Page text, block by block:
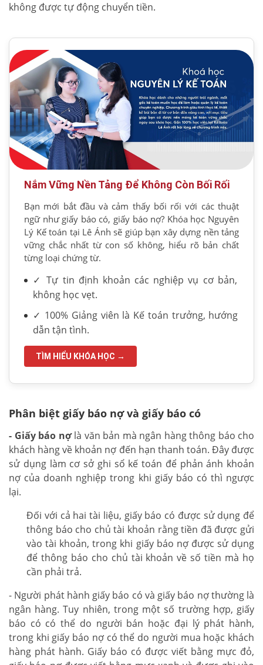
không được tự động chuyển tiền.
Nắm Vững Nền Tảng Để Không Còn Bối Rối
Bạn mới bắt đầu và cảm thấy bối rối với các thuật
ngữ như giấy báo có, giấy báo nợ? Khóa học Nguyên
Lý Kế toán tại Lê Ánh sẽ giúp bạn xây dựng nền tảng
vững chắc nhất từ con số không, hiểu rõ bản chất
từng loại chứng từ.
✓ Tự tin định khoản các nghiệp vụ cơ bản,
không học vẹt.
✓ 100% Giảng viên là Kế toán trưởng, hướng
dẫn tận tình.
TÌM HIỂU KHÓA HỌC →
Phân biệt giấy báo nợ và giấy báo có
- Giấy báo nợlà văn bản mà ngân hàng thông báo cho
khách hàng về khoản nợ đến hạn thanh toán. Đây được
sử dụng làm cơ sở ghi sổ kế toán để phản ánh khoản
nợ của doanh nghiệp trong khi giấy báo có thì ngược
lại.
Đối với cả hai tài liệu, giấy báo có được sử dụng để
thông báo cho chủ tài khoản rằng tiền đã được gửi
vào tài khoản, trong khi giấy báo nợ được sử dụng
để thông báo cho chủ tài khoản về số tiền mà họ
cần phải trả.
- Người phát hành giấy báo có và giấy báo nợ thường là
ngân hàng. Tuy nhiên, trong một số trường hợp, giấy
báo có có thể do người bán hoặc đại lý phát hành,
trong khi giấy báo nợ có thể do người mua hoặc khách
hàng phát hành. Giấy báo có được viết bằng mực đỏ,